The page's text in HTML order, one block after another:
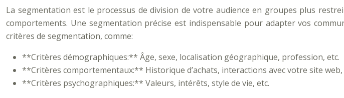
La segmentation est le processus de division de votre audience en groupes plus
comportements. Une segmentation précise est indispensable pour adapter vos
critères de segmentation, comme:
**Critères démographiques:** Âge, sexe, localisation géographique, profession, etc.
**Critères comportementaux:** Historique d’achats, interactions avec votre site web,
**Critères psychographiques:** Valeurs, intérêts, style de vie, etc.